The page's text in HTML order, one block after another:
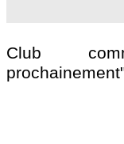
Club